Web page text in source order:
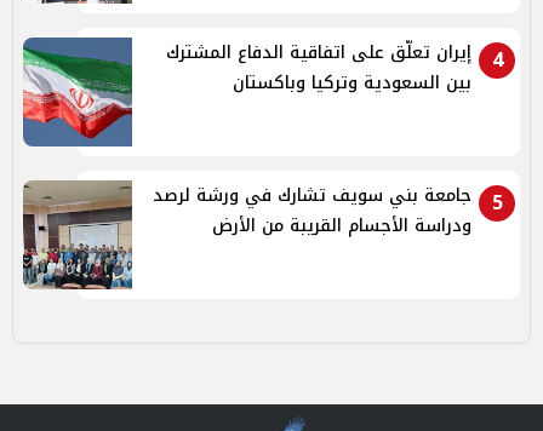
4
إيران تعلّق على اتفاقية الدفاع المشترك
بين السعودية وتركيا وباكستان
5
جامعة بني سويف تشارك في ورشة لرصد
ودراسة الأجسام القريبة من الأرض